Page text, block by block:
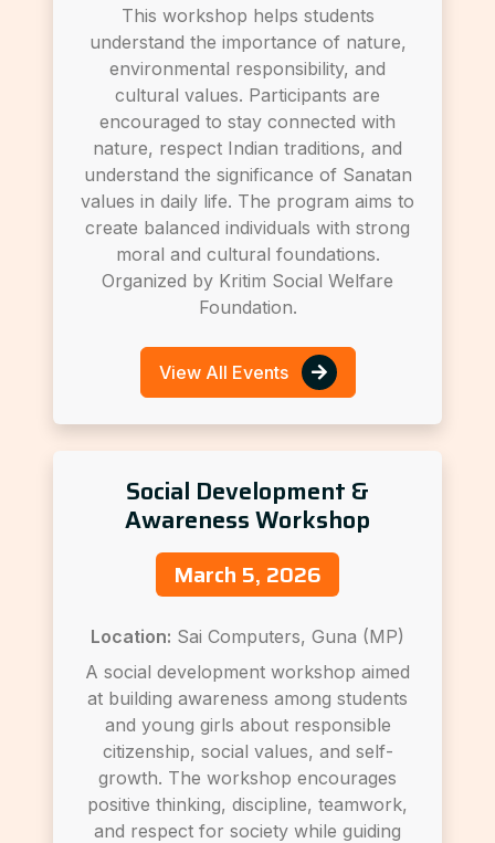
This workshop helps students
understand the importance of nature,
environmental responsibility, and
cultural values. Participants are
encouraged to stay connected with
nature, respect Indian traditions, and
understand the significance of Sanatan
values in daily life. The program aims to
create balanced individuals with strong
moral and cultural foundations.
Organized by Kritim Social Welfare
Foundation.
View All Events
Social Development &
Awareness Workshop
March 5, 2026
Location: Sai Computers, Guna (MP)
A social development workshop aimed
at building awareness among students
and young girls about responsible
citizenship, social values, and self-
growth. The workshop encourages
positive thinking, discipline, teamwork,
and respect for society while guiding